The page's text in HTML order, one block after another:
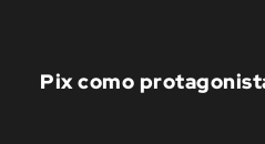
Pix como